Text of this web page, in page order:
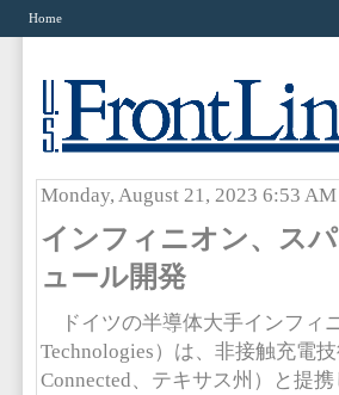
Home
Monday, August 21, 2023 6:53 AM
インフィニオン、ス
ュール開発
ドイツの半導体大手インフィ
Technologies）は、非接触充電
Connected、テキサス州）と提